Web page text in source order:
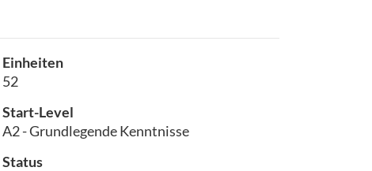
Einheiten
52
Start-Level
A2 - Grundlegende Kenntnisse
Status